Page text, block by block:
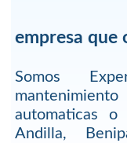
empresa que
Somos
automaticas o
Andilla,